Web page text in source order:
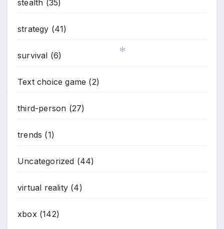
stealth (35)
strategy (41)
survival (6)
Text choice game (2)
third-person (27)
trends (1)
Uncategorized (44)
virtual reality (4)
xbox (142)